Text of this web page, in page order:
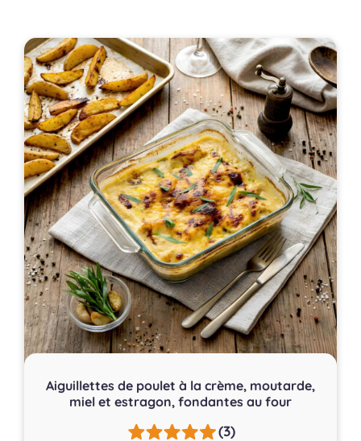
Aiguillettes de poulet à la crème, moutarde,
miel et estragon, fondantes au four
(3)